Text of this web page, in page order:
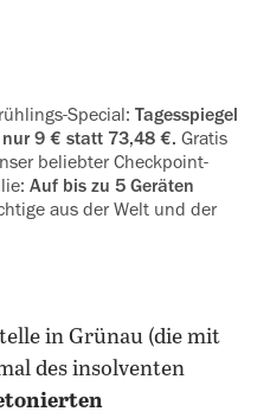
Special: Tagesspiegel
nur 9 € statt 73,48 €. Gratis
beliebter Checkpoint-
Auf bis zu 5 Geräten
aus der Welt und der
in Grünau (die mit
des insolventen